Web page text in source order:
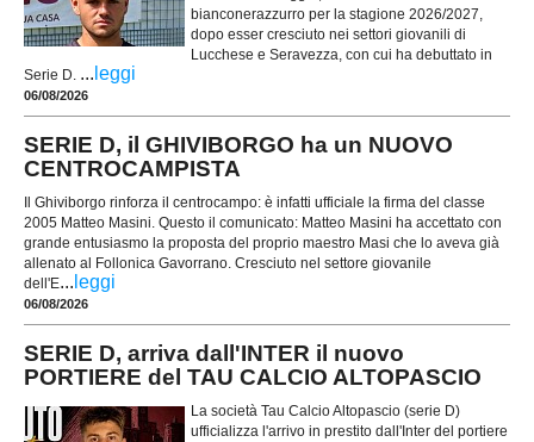
bianconerazzurro per la stagione 2026/2027,
dopo esser cresciuto nei settori giovanili di
Lucchese e Seravezza, con cui ha debuttato in
Serie D. ... leggi
06/08/2026
SERIE D, il GHIVIBORGO ha un NUOVO
CENTROCAMPISTA
Il Ghiviborgo rinforza il centrocampo: è infatti ufficiale la firma del classe
2005 Matteo Masini. Questo il comunicato: Matteo Masini ha accettato con
grande entusiasmo la proposta del proprio maestro Masi che lo aveva già
allenato al Follonica Gavorrano. Cresciuto nel settore giovanile
dell'E... leggi
06/08/2026
SERIE D, arriva dall'INTER il nuovo
PORTIERE del TAU CALCIO ALTOPASCIO
La società Tau Calcio Altopascio (serie D)
ufficializza l'arrivo in prestito dall'Inter del portiere